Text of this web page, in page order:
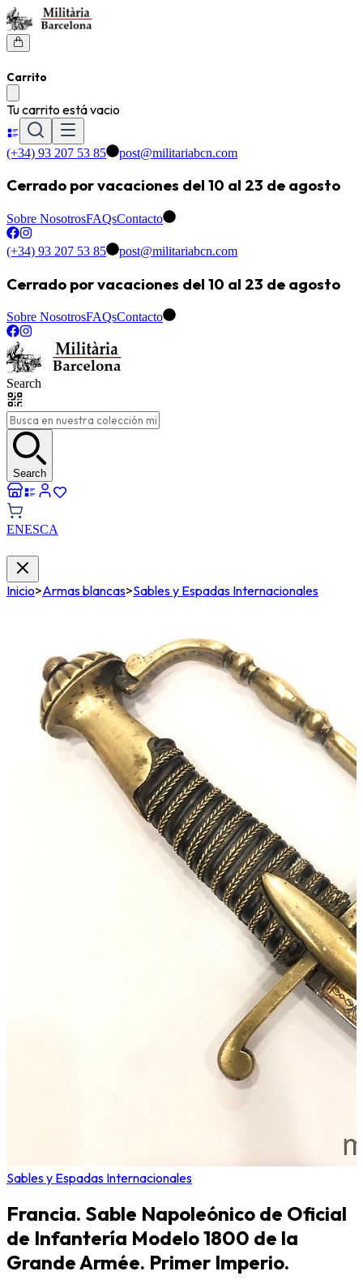
Carrito
Tu carrito está vacio
(+34) 93 207 53 85 post@militariabcn.com
Cerrado por vacaciones del 10 al 23 de agosto
Sobre NosotrosFAQsContacto
(+34) 93 207 53 85 post@militariabcn.com
Cerrado por vacaciones del 10 al 23 de agosto
Sobre NosotrosFAQsContacto
Search
Search
ENESCA
Inicio>Armas blancas>Sables y Espadas Internacionales
Sables y Espadas Internacionales
Francia. Sable Napoleónico de Oficial
de Infantería Modelo 1800 de la
Grande Armée. Primer Imperio.